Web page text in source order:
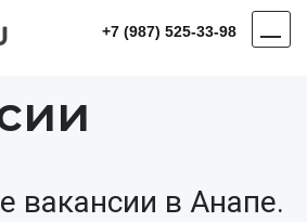
+7 (987) 525-33-98
вакансии в Анапе.